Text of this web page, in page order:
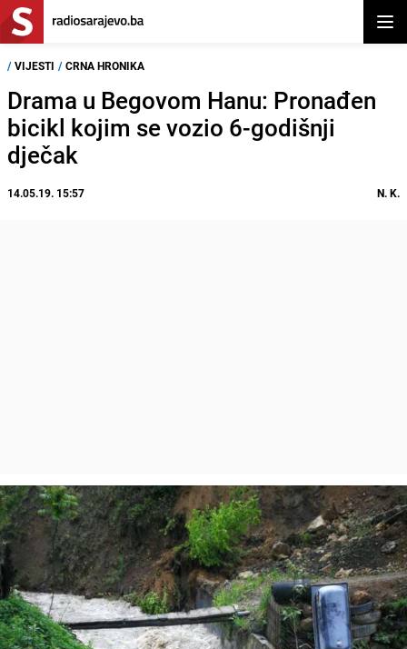
/ VIJESTI / CRNA HRONIKA
Drama u Begovom Hanu: Pronađen
bicikl kojim se vozio 6-godišnji
dječak
14.05.19. 15:57 N. K.